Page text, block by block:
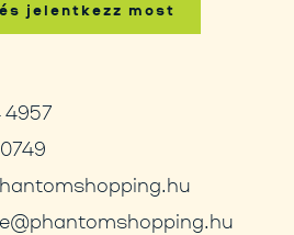
jelentkezz most
4957